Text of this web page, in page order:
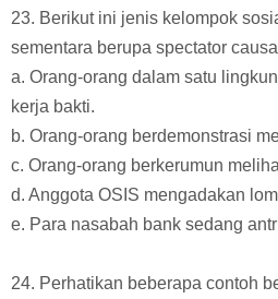
23. Berikut ini jenis kelompok
sementara berupa spectator
a. Orang-orang dalam satu
kerja bakti.
b. Orang-orang berdemonstrasi
c. Orang-orang berkerumun
d. Anggota OSIS mengadakan
e. Para nasabah bank sedang
24. Perhatikan beberapa contoh